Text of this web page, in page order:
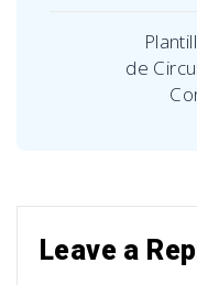
de
Leave a